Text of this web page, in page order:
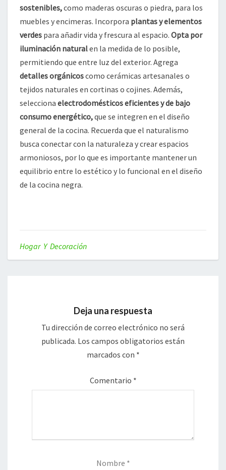
sostenibles,como maderas oscuras o piedra, para los
muebles y encimeras. Incorpora plantas y elementos
verdes para añadir vida y frescura al espacio. Opta por
iluminación naturalen la medida de lo posible,
permitiendo que entre luz del exterior. Agrega
detalles orgánicoscomo cerámicas artesanales o
tejidos naturales en cortinas o cojines. Además,
selecciona electrodomésticos eficientes y de bajo
consumo energético,que se integren en el diseño
general de la cocina. Recuerda que el naturalismo
busca conectar con la naturaleza y crear espacios
armoniosos, por lo que es importante mantener un
equilibrio entre lo estético y lo funcional en el diseño
de la cocina negra.
Hogar Y Decoración
Deja una respuesta
Tu dirección de correo electrónico no será
publicada. Los campos obligatorios están
marcados con *
Comentario *
Nombre *